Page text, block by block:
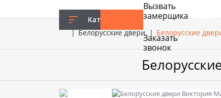
Каталог
Вызвать
замерщика
Заказать
звонок
Контакты
Белорусские двери Белорусские